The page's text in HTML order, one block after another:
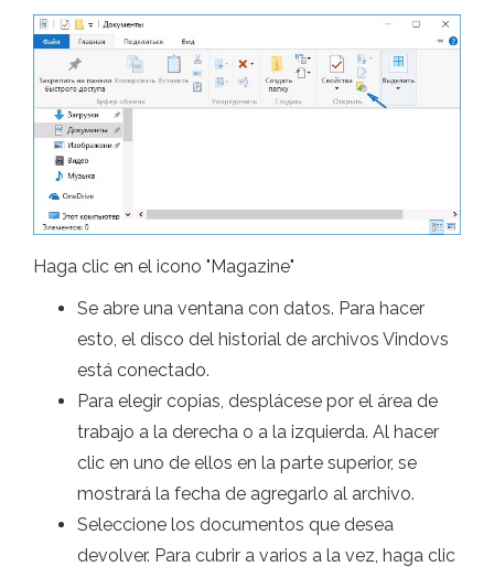
Haga clic en el icono "Magazine"
Se abre una ventana con datos. Para hacer
esto, el disco del historial de archivos Vindovs
está conectado.
Para elegir copias, desplácese por el área de
trabajo a la derecha o a la izquierda. Al hacer
clic en uno de ellos en la parte superior, se
mostrará la fecha de agregarlo al archivo.
Seleccione los documentos que desea
devolver. Para cubrir a varios a la vez, haga clic